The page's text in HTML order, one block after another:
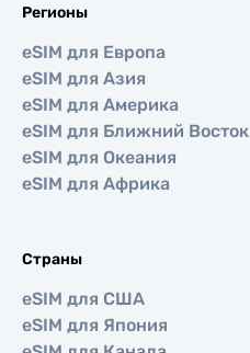
Регионы
eSIM для Европа
eSIM для Азия
eSIM для Америка
eSIM для Ближний Восток
eSIM для Океания
eSIM для Африка
Страны
eSIM для США
eSIM для Япония